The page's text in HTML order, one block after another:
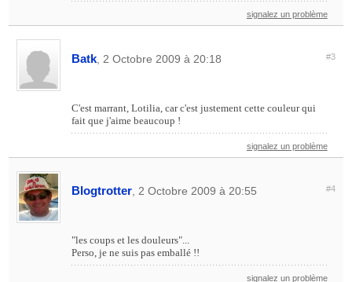
signalez un problème
Batk, 2 Octobre 2009 à 20:18 #3
C'est marrant, Lotilia, car c'est justement cette couleur qui
fait que j'aime beaucoup !
signalez un problème
Blogtrotter, 2 Octobre 2009 à 20:55 #4
"les coups et les douleurs"...
Perso, je ne suis pas emballé !!
signalez un problème